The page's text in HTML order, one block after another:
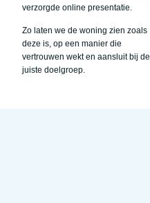
verzorgde online presentatie.
Zo laten we de woning zien zoals
deze is, op een manier die
vertrouwen wekt en aansluit bij de
juiste doelgroep.